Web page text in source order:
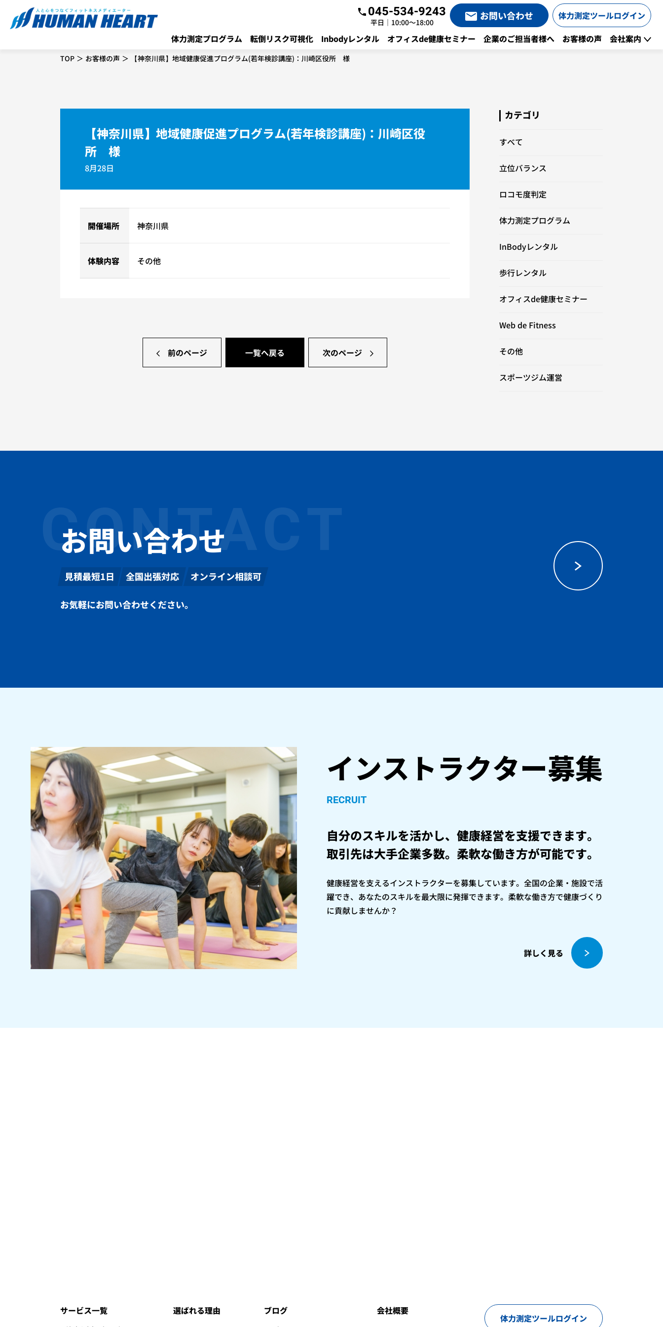
045-534-9243
平日｜10:00～18:00
お問い合わせ
体力測定ツールログイン
体力測定プログラム
転倒リスク可視化 Inbodyレンタル オフィスde健康セミナー 企業のご担当者様へ お客様の声 会社案内
TOP お客様の声 【神奈川県】地域健康促進プログラム(若年検診講座)：川崎区役所 様
【神奈川県】地域健康促進プログラム(若年検診講座)：川崎区役
所 様
8月28日
開催場所 神奈川県
体験内容 その他
前のページ 一覧へ戻る 次のページ
カテゴリ
すべて
立位バランス
ロコモ度判定
体力測定プログラム
InBodyレンタル
歩行レンタル
オフィスde健康セミナー
Web de Fitness
その他
スポーツジム運営
お問い合わせ
CONTACT
見積最短1日 全国出張対応 オンライン相談可
お気軽にお問い合わせください。
インストラクター募集
RECRUIT
自分のスキルを活かし、健康経営を支援できます。
取引先は大手企業多数。柔軟な働き方が可能です。
健康経営を支えるインストラクターを募集しています。全国の企業・施設で活
躍でき、あなたのスキルを最大限に発揮できます。柔軟な働き方で健康づくり
に貢献しませんか？
詳しく見る
サービス一覧
選ばれる理由
ブログ
会社概要
体力測定ツールログイン